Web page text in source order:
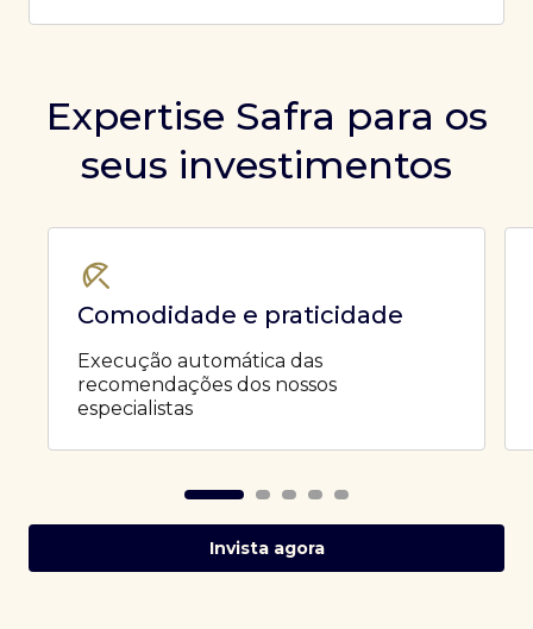
Expertise Safra para os
seus investimentos
Comodidade e praticidade
Execução automática das
recomendações dos nossos
especialistas
Invista agora